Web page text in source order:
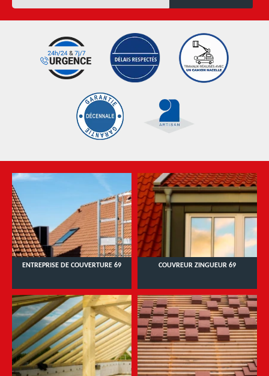
ENTREPRISE DE COUVERTURE 69 COUVREUR ZINGUEUR 69